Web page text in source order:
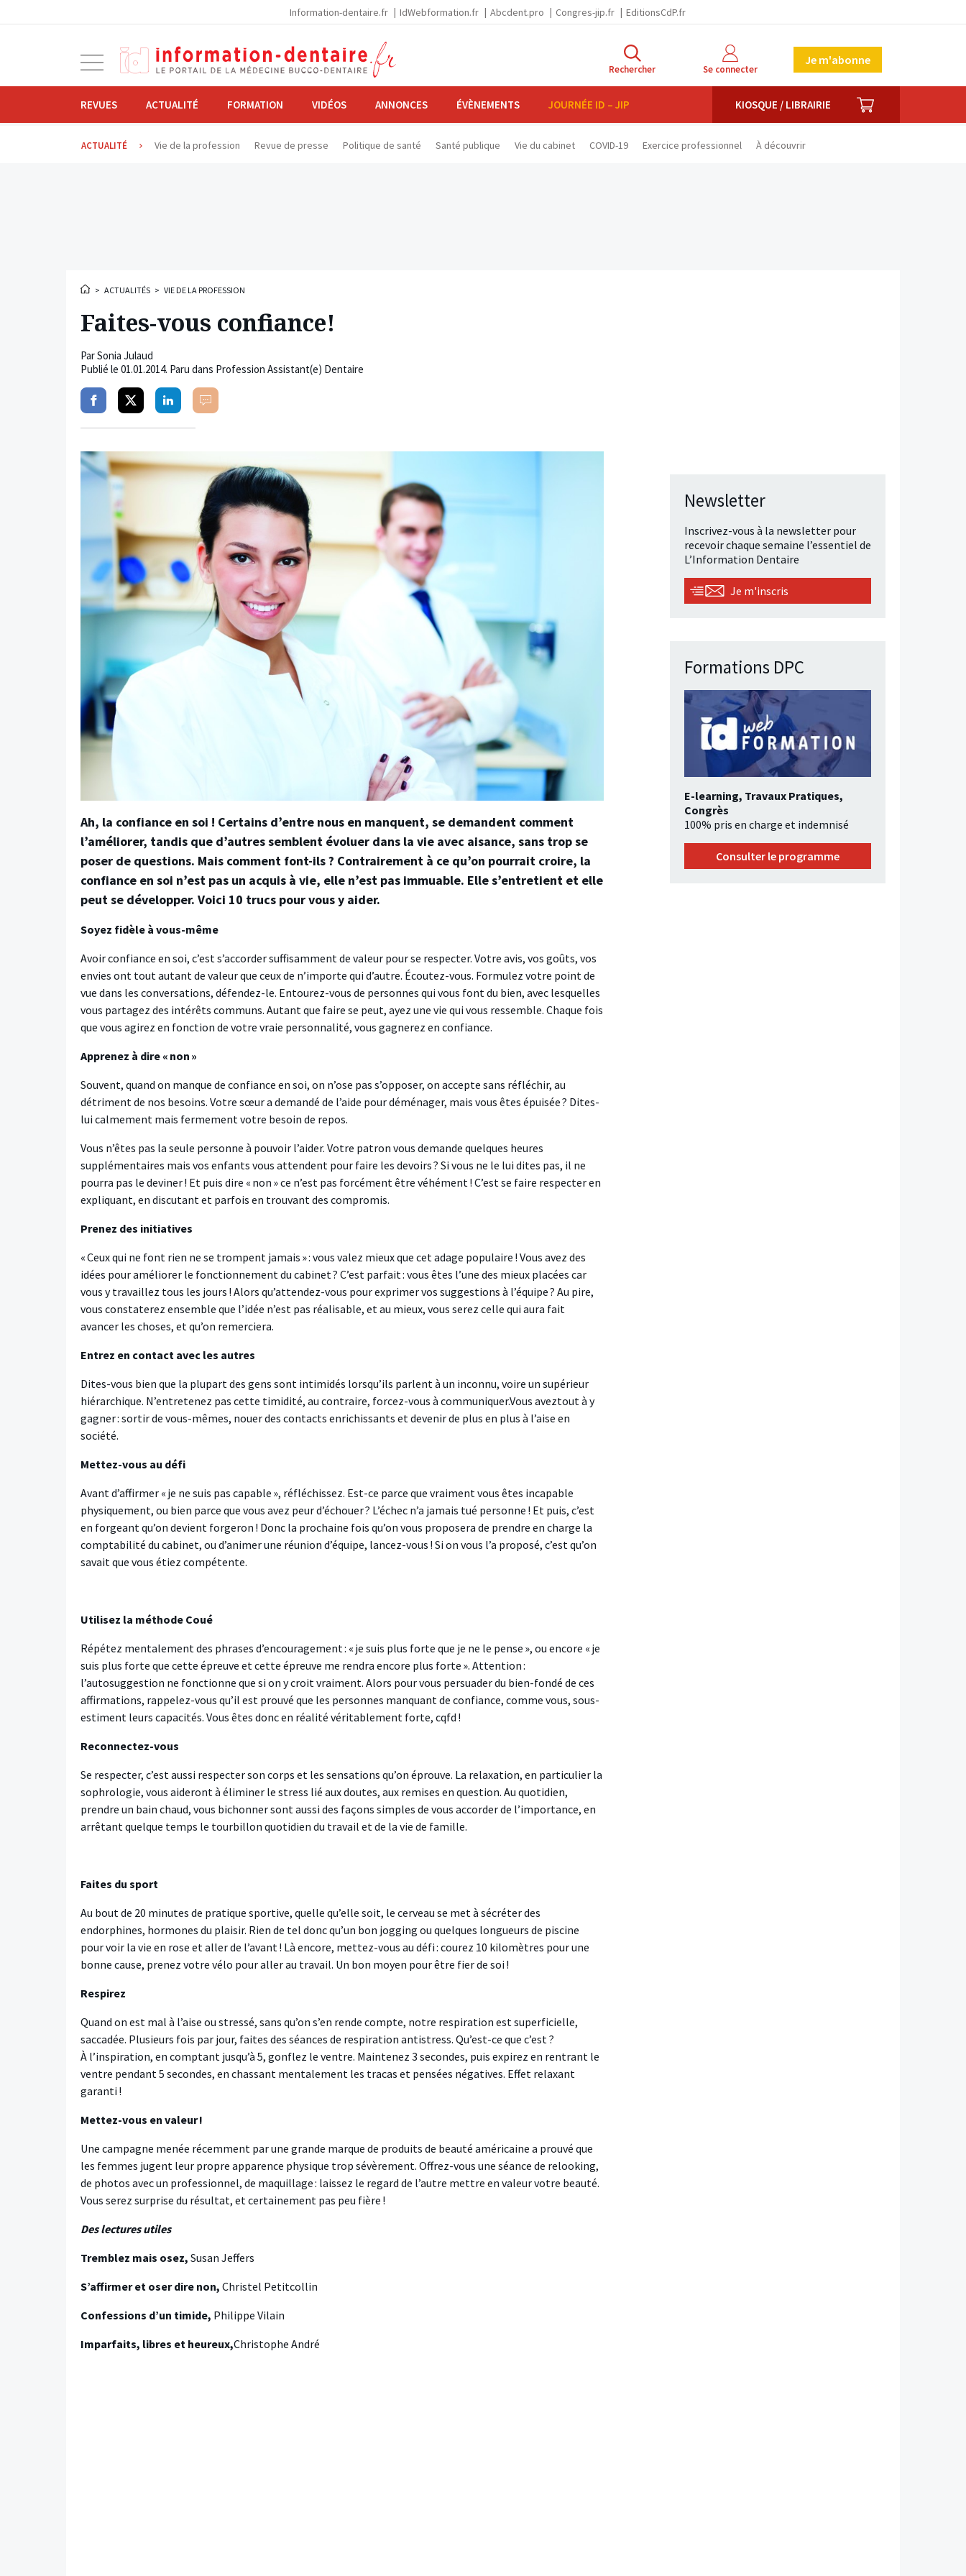
Information-dentaire.fr IdWebformation.fr Abcdent.pro Congres-jip.fr EditionsCdP.fr
navigation
Rechercher Se connecter
Je m'abonne
REVUES ACTUALITÉ FORMATION VIDÉOS ANNONCES ÉVÈNEMENTS JOURNÉE ID – JIP KIOSQUE / LIBRAIRIE PANIER
ACTUALITÉ Vie de la profession Revue de presse Politique de santé Santé publique Vie du cabinet COVID-19 Exercice professionnel À découvrir
> ACTUALITÉS > VIE DE LA PROFESSION
Faites-vous confiance!
ParSonia Julaud
Publié le 01.01.2014. Paru dans Profession Assistant(e) Dentaire
PartagerPartagerPartagerCommenter
Ah, la confiance en soi ! Certains d’entre nous en manquent, se demandent comment
l’améliorer, tandis que d’autres semblent évoluer dans la vie avec aisance, sans trop se
poser de questions. Mais comment font-ils ? Contrairement à ce qu’on pourrait croire, la
confiance en soi n’est pas un acquis à vie, elle n’est pas immuable. Elle s’entretient et elle
peut se développer. Voici 10 trucs pour vous y aider.
Soyez fidèle à vous-même
Avoir confiance en soi, c’est s’accorder suffisamment de valeur pour se respecter. Votre avis, vos goûts, vos
envies ont tout autant de valeur que ceux de n’importe qui d’autre. Écoutez-vous. Formulez votre point de
vue dans les conversations, défendez-le. Entourez-vous de personnes qui vous font du bien, avec lesquelles
vous partagez des intérêts communs. Autant que faire se peut, ayez une vie qui vous ressemble. Chaque fois
que vous agirez en fonction de votre vraie personnalité, vous gagnerez en confiance.
Apprenez à dire « non »
Souvent, quand on manque de confiance en soi, on n’ose pas s’opposer, on accepte sans réfléchir, au
détriment de nos besoins. Votre sœur a demandé de l’aide pour déménager, mais vous êtes épuisée ? Dites-
lui calmement mais fermement votre besoin de repos.
Vous n’êtes pas la seule personne à pouvoir l’aider. Votre patron vous demande quelques heures
supplémentaires mais vos enfants vous attendent pour faire les devoirs ? Si vous ne le lui dites pas, il ne
pourra pas le deviner ! Et puis dire « non » ce n’est pas forcément être véhément ! C’est se faire respecter en
expliquant, en discutant et parfois en trouvant des compromis.
Prenez des initiatives
« Ceux qui ne font rien ne se trompent jamais » : vous valez mieux que cet adage populaire ! Vous avez des
idées pour améliorer le fonctionnement du cabinet ? C’est parfait : vous êtes l’une des mieux placées car
vous y travaillez tous les jours ! Alors qu’attendez-vous pour exprimer vos suggestions à l’équipe ? Au pire,
vous constaterez ensemble que l’idée n’est pas réalisable, et au mieux, vous serez celle qui aura fait
avancer les choses, et qu’on remerciera.
Entrez en contact avec les autres
Dites-vous bien que la plupart des gens sont intimidés lorsqu’ils parlent à un inconnu, voire un supérieur
hiérarchique. N’entretenez pas cette timidité, au contraire, forcez-vous à communiquer.Vous aveztout à y
gagner : sortir de vous-mêmes, nouer des contacts enrichissants et devenir de plus en plus à l’aise en
société.
Mettez-vous au défi
Avant d’affirmer « je ne suis pas capable », réfléchissez. Est-ce parce que vraiment vous êtes incapable
physiquement, ou bien parce que vous avez peur d’échouer ? L’échec n’a jamais tué personne ! Et puis, c’est
en forgeant qu’on devient forgeron ! Donc la prochaine fois qu’on vous proposera de prendre en charge la
comptabilité du cabinet, ou d’animer une réunion d’équipe, lancez-vous ! Si on vous l’a proposé, c’est qu’on
savait que vous étiez compétente.
Utilisez la méthode Coué
Répétez mentalement des phrases d’encouragement : « je suis plus forte que je ne le pense », ou encore « je
suis plus forte que cette épreuve et cette épreuve me rendra encore plus forte ». Attention :
l’autosuggestion ne fonctionne que si on y croit vraiment. Alors pour vous persuader du bien-fondé de ces
affirmations, rappelez-vous qu’il est prouvé que les personnes manquant de confiance, comme vous, sous-
estiment leurs capacités. Vous êtes donc en réalité véritablement forte, cqfd !
Reconnectez-vous
Se respecter, c’est aussi respecter son corps et les sensations qu’on éprouve. La relaxation, en particulier la
sophrologie, vous aideront à éliminer le stress lié aux doutes, aux remises en question. Au quotidien,
prendre un bain chaud, vous bichonner sont aussi des façons simples de vous accorder de l’importance, en
arrêtant quelque temps le tourbillon quotidien du travail et de la vie de famille.
Faites du sport
Au bout de 20 minutes de pratique sportive, quelle qu’elle soit, le cerveau se met à sécréter des
endorphines, hormones du plaisir. Rien de tel donc qu’un bon jogging ou quelques longueurs de piscine
pour voir la vie en rose et aller de l’avant ! Là encore, mettez-vous au défi : courez 10 kilomètres pour une
bonne cause, prenez votre vélo pour aller au travail. Un bon moyen pour être fier de soi !
Respirez
Quand on est mal à l’aise ou stressé, sans qu’on s’en rende compte, notre respiration est superficielle,
saccadée. Plusieurs fois par jour, faites des séances de respiration antistress. Qu’est-ce que c’est ?
À l’inspiration, en comptant jusqu’à 5, gonflez le ventre. Maintenez 3 secondes, puis expirez en rentrant le
ventre pendant 5 secondes, en chassant mentalement les tracas et pensées négatives. Effet relaxant
garanti !
Mettez-vous en valeur !
Une campagne menée récemment par une grande marque de produits de beauté américaine a prouvé que
les femmes jugent leur propre apparence physique trop sévèrement. Offrez-vous une séance de relooking,
de photos avec un professionnel, de maquillage : laissez le regard de l’autre mettre en valeur votre beauté.
Vous serez surprise du résultat, et certainement pas peu fière !
Des lectures utiles
Tremblez mais osez, Susan Jeffers
S’affirmer et oser dire non, Christel Petitcollin
Confessions d’un timide, Philippe Vilain
Imparfaits, libres et heureux,Christophe André
Newsletter
Inscrivez-vous à la newsletter pour
recevoir chaque semaine l’essentiel de
L’Information Dentaire
Je m'inscris
Formations DPC
E-learning, Travaux Pratiques,
Congrès
100% pris en charge et indemnisé
Consulter le programme